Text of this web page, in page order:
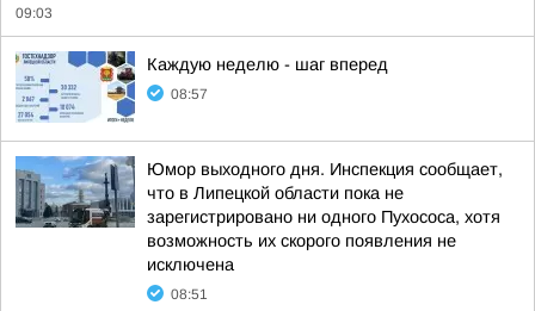
09:03
Каждую неделю - шаг вперед
08:57
Юмор выходного дня. Инспекция сообщает,
что в Липецкой области пока не
зарегистрировано ни одного Пухососа, хотя
возможность их скорого появления не
исключена
08:51